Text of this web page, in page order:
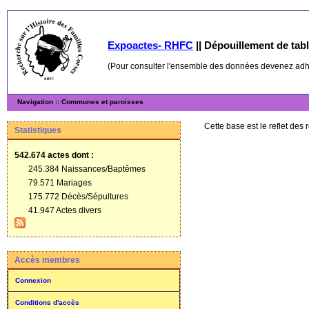
Expoactes- RHFC || Dépouillement de
(Pour consulter l'ensemble des données devenez
Navigation :: Communes et paroisses
Statistiques
542.674 actes dont :
245.384 Naissances/Baptêmes
79.571 Mariages
175.772 Décès/Sépultures
41.947 Actes divers
Accès membres
Connexion
Conditions d'accès
Cette base est le reflet des